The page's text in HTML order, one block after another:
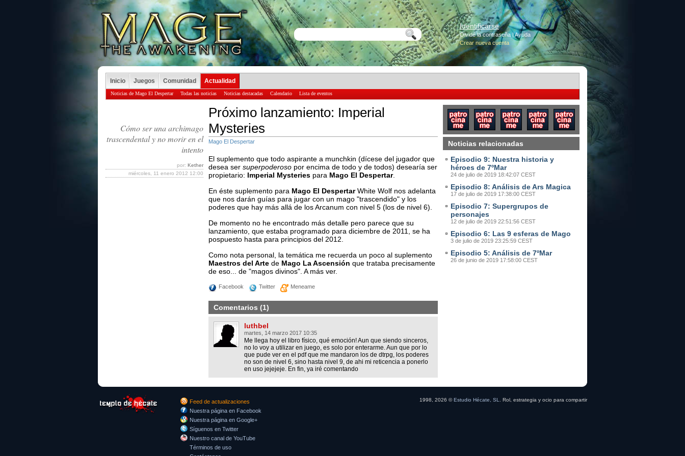
Identificarse
Olvidé la contraseña|Ayuda
Crear nueva cuenta
Inicio Juegos Comunidad Actualidad
Noticias de Mago El Despertar Todas las noticias Noticias destacadas Calendario Lista de eventos
Próximo lanzamiento: Imperial
Mysteries
Mago El Despertar
El suplemento que todo aspirante a munchkin (dícese del jugador que
desea ser superpoderoso por encima de todo y de todos) desearía ser
propietario: Imperial Mysteries para Mago El Despertar.
En éste suplemento para Mago El DespertarWhite Wolf nos adelanta
que nos darán guías para jugar con un mago "trascendido" y los
poderes que hay más allá de los Arcanum con nivel 5 (los de nivel 6).
De momento no he encontrado más detalle pero parece que su
lanzamiento, que estaba programado para diciembre de 2011, se ha
pospuesto hasta para principios del 2012.
Como nota personal, la temática me recuerda un poco al suplemento
Maestros del Arte de Mago La Ascensión que trataba precisamente
de eso... de "magos divinos". A más ver.
Facebook Twitter Meneame
Comentarios (1)
luthbel
martes, 14 marzo 2017 10:35
Me llega hoy el libro físico, qué emoción! Aun que siendo sinceros,
no lo voy a utilizar en juego, es solo por enterarme. Aun que por lo
que pude ver en el pdf que me mandaron los de dtrpg, los poderes
no son de nivel 6, sino hasta nivel 9, de ahi mi reticencia a ponerlo
en uso jejejeje. En fin, ya iré comentando
Noticias relacionadas
Episodio 9: Nuestra historia y
héroes de 7ºMar
24 de julio de 2019 18:42:07 CEST
Episodio 8: Análisis de Ars Magica
17 de julio de 2019 17:38:00 CEST
Episodio 7: Supergrupos de
personajes
12 de julio de 2019 22:51:56 CEST
Episodio 6: Las 9 esferas de Mago
3 de julio de 2019 23:25:59 CEST
Episodio 5: Análisis de 7ºMar
26 de junio de 2019 17:58:00 CEST
Cómo ser una archimago
trascendental y no morir en el
intento
por: Kether
miércoles, 11 enero 2012 12:00
Feed de actualizaciones
Nuestra página en Facebook
Nuestra página en Google+
Síguenos en Twitter
Nuestro canal de YouTube
Términos de uso
1998, 2026 ©Estudio Hécate, SL . Rol, estrategia y ocio para compartir